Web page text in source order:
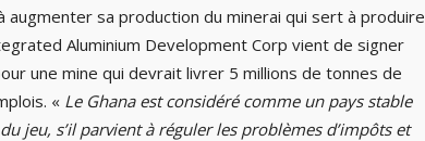
augmenter sa production du minerai qui sert à produire
Aluminium Development Corp vient de signer
une mine qui devrait livrer 5 millions de tonnes de
« Le Ghana est considéré comme un pays stable
jeu, s’il parvient à réguler les problèmes d’impôts et